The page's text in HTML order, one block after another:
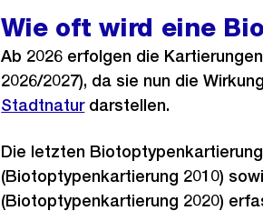
Wie oft wird eine
Ab 2026 erfolgen die
2026/2027), da sie nun die
Stadtnaturdarstellen.
Die letzten
(Biotoptypenkartierung 2010)
(Biotoptypenkartierung 2020)